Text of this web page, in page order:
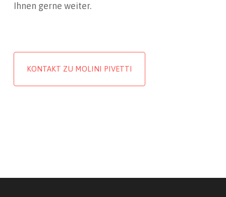
Ihnen gerne weiter.
KONTAKT ZU MOLINI PIVETTI